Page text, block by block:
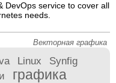
DevOps service to cover all
needs.
Векторная графика
Linux
Synfig
графика